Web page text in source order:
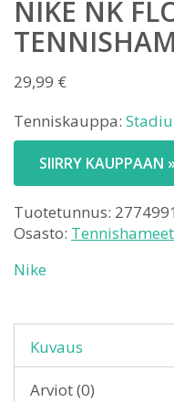
NIKE NK
29,99 €
Tenniskauppa:
SIIRRY KAUPPAAN
Tuotetunnus:
Osasto: Tennishameet
Nike
Kuvaus
Arviot (0)